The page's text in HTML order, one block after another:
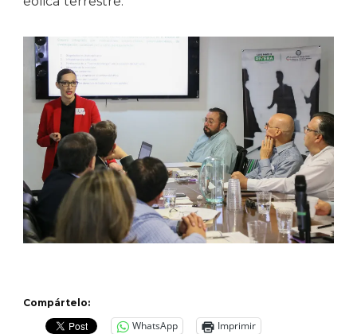
Compártelo:
WhatsApp
Imprimir